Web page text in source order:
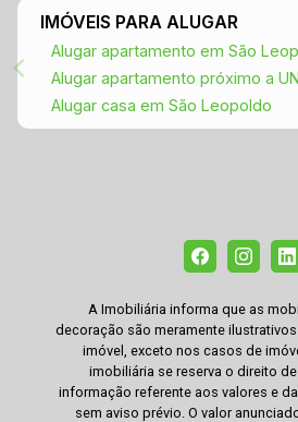
IMÓVEIS PARA ALUGAR
Alugar apartamento em São
Alugar apartamento próximo a
Alugar casa em São Leopoldo
A Imobiliária informa que as
decoração são meramente
imóvel, exceto nos casos de
imobiliária se reserva o direito
informação referente aos valores e
sem aviso prévio. O valor